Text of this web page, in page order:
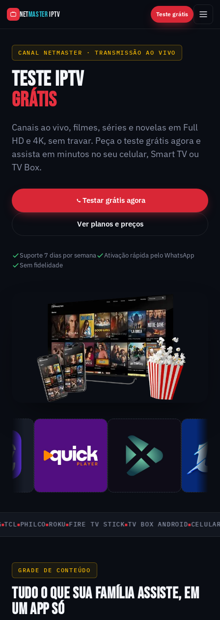
NETMASTERIPTV Teste grátis
CANAL NETMASTER · TRANSMISSÃO AO VIVO
TESTE IPTV
GRÁTIS
Canais ao vivo, filmes, séries e novelas em Full
HD e 4K, sem travar. Peça o teste grátis agora e
assista em minutos no seu celular, Smart TV ou
TV Box.
Testar grátis agora
Ver planos e preços
Suporte 7 dias por semana
Ativação rápida pelo WhatsApp
Sem fidelidade
PHILCO ROKU FIRE TV STICK TV BOX ANDROID CELULAR E
GRADE DE CONTEÚDO
TUDO O QUE SUA FAMÍLIA ASSISTE, EM
UM APP SÓ